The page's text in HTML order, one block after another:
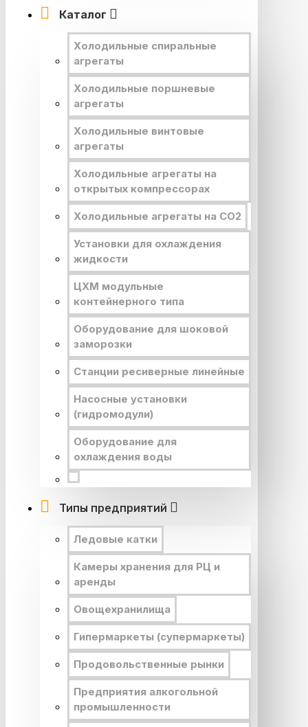
Каталог
Холодильные спиральные
агрегаты
Холодильные поршневые
агрегаты
Холодильные винтовые
агрегаты
Холодильные агрегаты на
открытых компрессорах
Холодильные агрегаты на CO2
Установки для охлаждения
жидкости
ЦХМ модульные
контейнерного типа
Оборудование для шоковой
заморозки
Станции ресиверные линейные
Насосные установки
(гидромодули)
Оборудование для
охлаждения воды
Типы предприятий
Ледовые катки
Камеры хранения для РЦ и
аренды
Овощехранилища
Гипермаркеты (супермаркеты)
Продовольственные рынки
Предприятия алкогольной
промышленности